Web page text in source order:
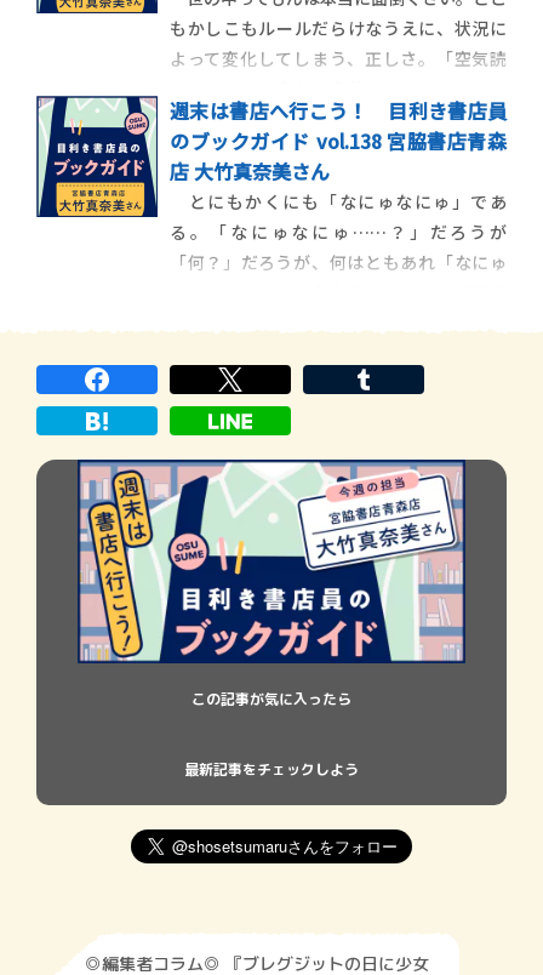
なにも決まっていないなか、それまでの環境
を変えようとして
もかしこもルールだらけなうえに、状況に
よって変化してしまう、正しさ。「空気読
しない。理不尽だと思いながらも、ルール
に従う。空気を読んで、心の声は飲み込ん
で、その場を濁すことなくやり過ごす。そん
な経験のある人も少なくないだろう。物語
は、前の会社
週末は書店へ行こう！ 目利き書店員
のブックガイド vol.138 宮脇書店青森
店 大竹真奈美さん
とにもかくにも「なにゅなにゅ」であ
る。「なにゅなにゅ……？」だろうが
「何？」だろうが、何はともあれ「なにゅ
なにゅなにゅというキャラクターに癒しを
求める、なにゅなにゅオタクだ。やれ今日
この記事が気に入ったら
最新記事をチェックしよう
◎編集者コラム◎ 『ブレグジットの日に少女